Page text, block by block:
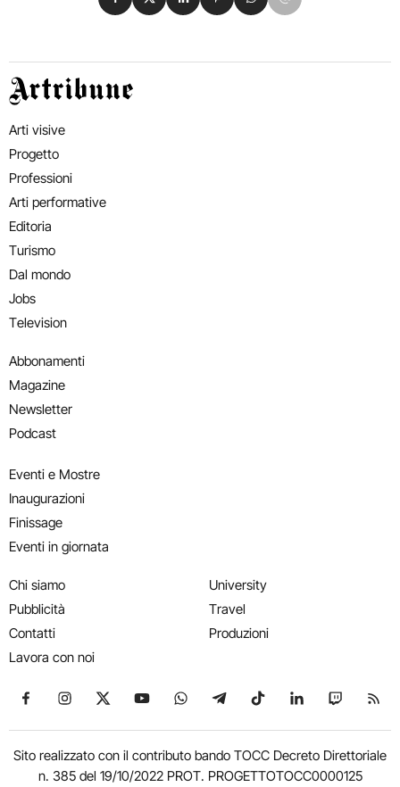
Artribune
Arti visive
Progetto
Professioni
Arti performative
Editoria
Turismo
Dal mondo
Jobs
Television
Abbonamenti
Magazine
Newsletter
Podcast
Eventi e Mostre
Inaugurazioni
Finissage
Eventi in giornata
Chi siamo
Pubblicità
Contatti
Lavora con noi
University
Travel
Produzioni
Seguici su Facebook
Seguici su Instagram
Seguici su X
Seguici su YouTube
Seguici su WhatsApp
Seguici su Telegram
Seguici su TikTok
Seguici su
Seguici
Sito realizzato con il contributo bando TOCC Decreto Direttoriale
n. 385 del 19/10/2022 PROT. PROGETTOTOCC0000125